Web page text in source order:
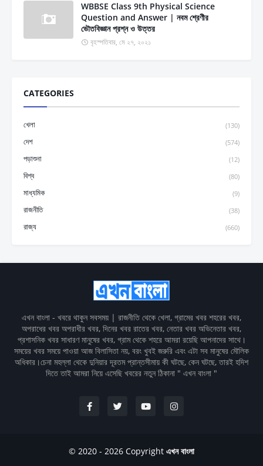
WBBSE Class 9th Physical Science
Question and Answer | নবম শ্রেণীর
ভৌতবিজ্ঞান প্রশ্ন ও উত্তর
বৃহস্পতিবার, মে ২৭, ২০২১
CATEGORIES
খেলা (130)
দেশ (574)
পড়াশুনা (12)
বিশ্ব (80)
মাধ্যমিক (9)
রাজনীতি (38)
রাজ্য (660)
এখন বাংলা - খবরে থাকুন সবসময় | রাজনীতি থেকে খেলা, গ্রামের খবর শহরের খবর,
অপরাধের খবর অপরাধীর খবর, দিনের খবর রাতের খবর, নেতার খবর অভিনেতার খবর,
প্রশাসনিক খবর সাধারণ মানুষের খবর, গ্রাম থেকে শহরে আমরা রয়েছি আপনাদের সাথে।
সময়ের খবর সময়ে পাওয়া আজ বিলাসিতা নয়, বরং খুবই জরুরি এবং এটা সব মানুষের মৌলিক
অধিকার।চেনা মহল্লা থেকে দুনিয়ার দূরতম প্রান্তসীমায় কী ঘটছে, কেন ঘটছে, তারই হদিশ
দিতে তাই আমরা নিয়ে এসেছি খবরের নতুন ঠিকানা " এখন বাংলা "
© 2020 - 2026 Copyright এখন বাংলা